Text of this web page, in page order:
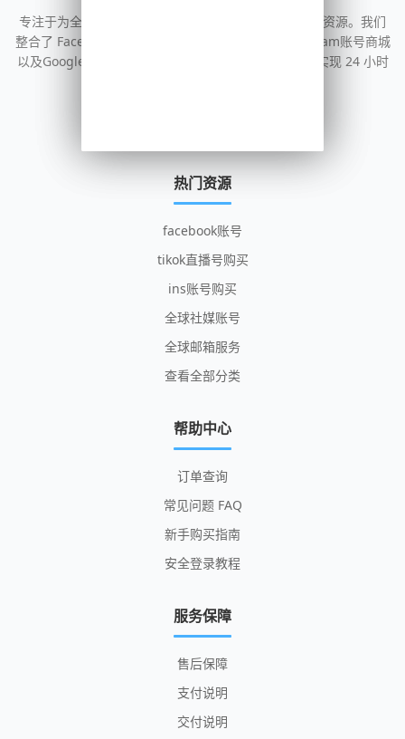
专注于为全球营销人员提供高质量的海外社交媒体账号资源。我们
整合了 Facebook账号批发、TikTok账号购买、Instagram账号商城
以及Google 等主流平台的一手号源，通过自动化系统实现 24 小时
热门资源
facebook账号
tikok直播号购买
ins账号购买
全球社媒账号
全球邮箱服务
查看全部分类
帮助中心
订单查询
常见问题 FAQ
新手购买指南
安全登录教程
服务保障
售后保障
支付说明
交付说明